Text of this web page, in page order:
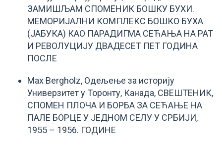
ЗАМИШЉАМ СПОМЕНИК БОШКУ БУХИ.
МЕМОРИЈАЛНИ КОМПЛЕКС БОШКО БУХА
(ЈАБУКА) КАО ПАРАДИГМА СЕЋАЊА НА РАТ
И РЕВОЛУЦИЈУ ДВАДЕСЕТ ПЕТ ГОДИНА
ПОСЛЕ
Max Bergholz, Одељење за историју
Универзитет у Торонту, Канада, СВЕШТЕНИК,
СПОМЕН ПЛОЧА И БОРБА ЗА СЕЋАЊЕ НА
ПАЛЕ БОРЦЕ У ЈЕДНОМ СЕЛУ У СРБИЈИ,
1955 – 1956. ГОДИНЕ